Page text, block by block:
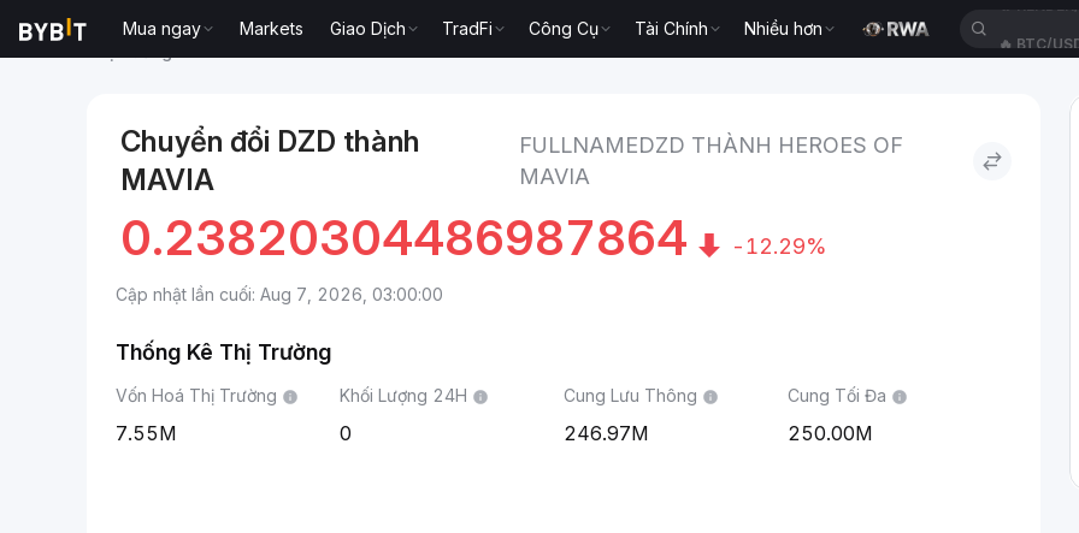
Mua ngay Markets Giao Dịch TradFi Công Cụ Tài Chính Nhiều hơn
Chuyển đổi DZD thành
MAVIA
FULLNAMEDZD THÀNH HEROES OF
MAVIA
0.23820304486987864 -12.29%
Cập nhật lần cuối: Aug 7, 2026, 03:00:00
Thống Kê Thị Trường
Vốn Hoá Thị Trường
7.55M
Khối Lượng 24H
0
Cung Lưu Thông
246.97M
Cung Tối Đa
250.00M